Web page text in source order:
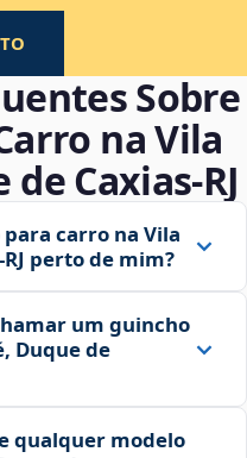
Sobre
na Vila
Caxias‑RJ
carro na Vila
perto de mim?
um guincho
Duque de
qualquer modelo